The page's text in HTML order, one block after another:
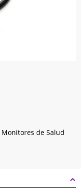
Monitores de Salud